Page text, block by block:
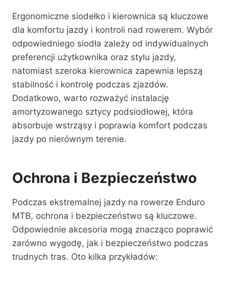
Ergonomiczne siodełko i kierownica są kluczowe
dla komfortu jazdy i kontroli nad rowerem. Wybór
odpowiedniego siodła zależy od indywidualnych
preferencji użytkownika oraz stylu jazdy,
natomiast szeroka kierownica zapewnia lepszą
stabilność i kontrolę podczas zjazdów.
Dodatkowo, warto rozważyć instalację
amortyzowanego sztycy podsiodłowej, która
absorbuje wstrząsy i poprawia komfort podczas
jazdy po nierównym terenie.
Ochrona i Bezpieczeństwo
Podczas ekstremalnej jazdy na rowerze Enduro
MTB, ochrona i bezpieczeństwo są kluczowe.
Odpowiednie akcesoria mogą znacząco poprawić
zarówno wygodę, jak i bezpieczeństwo podczas
trudnych tras. Oto kilka przykładów: